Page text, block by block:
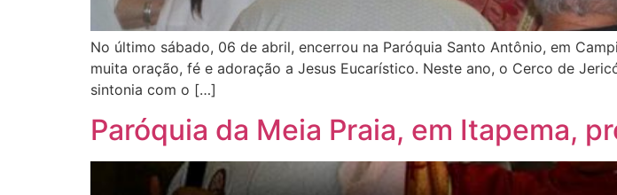
No último sábado, 06 de abril, encerrou na Paróquia Santo Antônio, em
muita oração, fé e adoração a Jesus Eucarístico. Neste ano, o Cerco de
sintonia com o […]
Paróquia da Meia Praia, em Itapema,